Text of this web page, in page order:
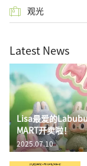
观光
Latest News
Lisa最爱的
MART开卖啦！
2025.07.10